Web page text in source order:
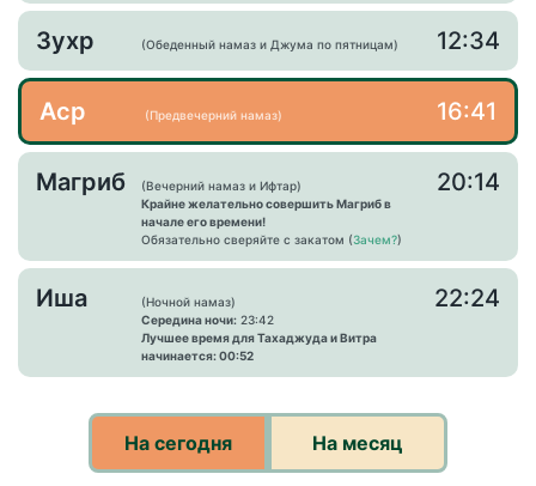
Зухр (Обеденный намаз и Джума по пятницам) 12:34
Аср (Предвечерний намаз) 16:41
Магриб
(Вечерний намаз и Ифтар)
Крайне желательно совершить Магриб в
начале его времени!
Обязательно сверяйте с закатом (Зачем?)
20:14
Иша
(Ночной намаз)
Середина ночи: 23:42
Лучшее время для Тахаджуда и Витра
начинается: 00:52
22:24
На сегодня На месяц